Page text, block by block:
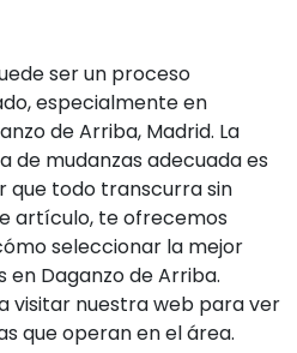
ser un proceso
especialmente en
de Arriba, Madrid. La
de mudanzas adecuada es
que todo transcurra sin
artículo, te ofrecemos
seleccionar la mejor
Daganzo de Arriba.
visitar nuestra web para ver
que operan en el área.